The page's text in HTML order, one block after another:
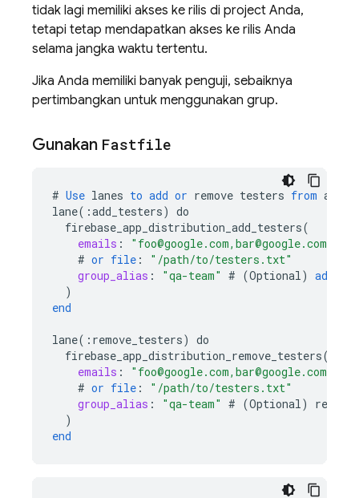
tidak lagi memiliki akses ke rilis di project Anda,
tetapi tetap mendapatkan akses ke rilis Anda
selama jangka waktu tertentu.
Jika Anda memiliki banyak penguji, sebaiknya
pertimbangkan untuk menggunakan grup.
Gunakan Fastfile
# Use lanes to add or remove testers from a
lane( :add_testers) do
firebase_app_distribution_add_testers(
emails :
"foo@google.com,bar@google.com"
# or file :
"/path/to/testers.txt"
group_alias : "qa-team" # (Optional) add
)
end
lane( : remove_testers) do
firebase_app_distribution_remove_testers(
emails :
"foo@google.com,bar@google.com"
# or file :
"/path/to/testers.txt"
group_alias : "qa-team" # (Optional)
remove
)
end